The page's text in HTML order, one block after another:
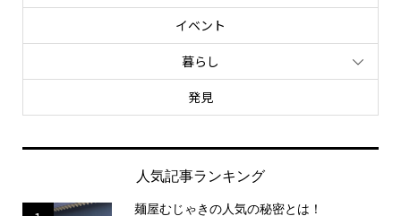
イベント
暮らし
発見
人気記事ランキング
麺屋むじゃきの人気の秘密とは！